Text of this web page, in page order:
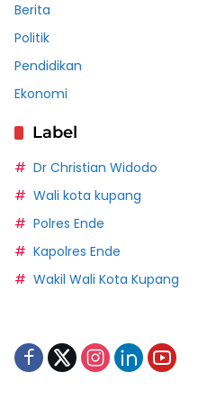
Berita
Politik
Pendidikan
Ekonomi
Label
Dr Christian Widodo
Wali kota kupang
Polres Ende
Kapolres Ende
Wakil Wali Kota Kupang